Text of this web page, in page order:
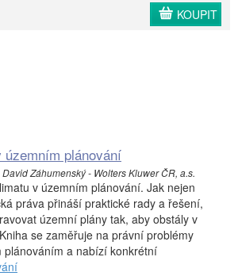
KOUPIT
plánování
Záhumenský - Wolters Kluwer ČR, a.s.
v územním plánování. Jak nejen
práva přináší praktické rady a řešení,
územní plány tak, aby obstály v
se zaměřuje na právní problémy
plánováním a nabízí konkrétní